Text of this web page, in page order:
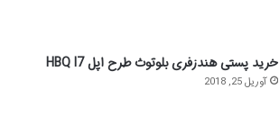
خرید پستی هندزفری بلوتوث طرح اپل HBQ I7
آوریل 25, 2018